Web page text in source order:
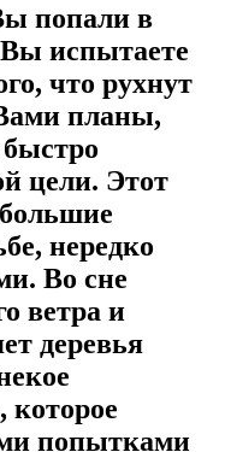
попали в
Вы испытаете
что рухнут
планы,
цели. Этот
нередко
Во сне
ветра и
деревья
которое
попытками